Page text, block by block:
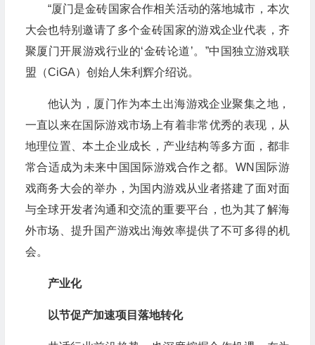
“厦门是金砖国家合作相关活动的落地城市，本次
大会也特别邀请了多个金砖国家的游戏企业代表，齐
聚厦门开展游戏行业的‘金砖论道’。”中国独立游戏联
盟（CiGA）创始人朱利辉介绍说。
他认为，厦门作为本土出海游戏企业聚集之地，
一直以来在国际游戏市场上有着非常优秀的表现，从
地理位置、本土企业成长，产业结构等多方面，都非
常合适成为未来中国国际游戏合作之都。WN国际游
戏商务大会的举办，为国内游戏从业者搭建了面对面
与全球开发者沟通和交流的重要平台，也为其了解海
外市场、提升国产游戏出海效率提供了不可多得的机
会。
产业化
以节促产加速项目落地转化